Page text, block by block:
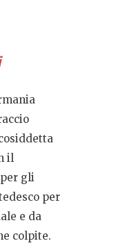
il
gli
per
e da
colpite.